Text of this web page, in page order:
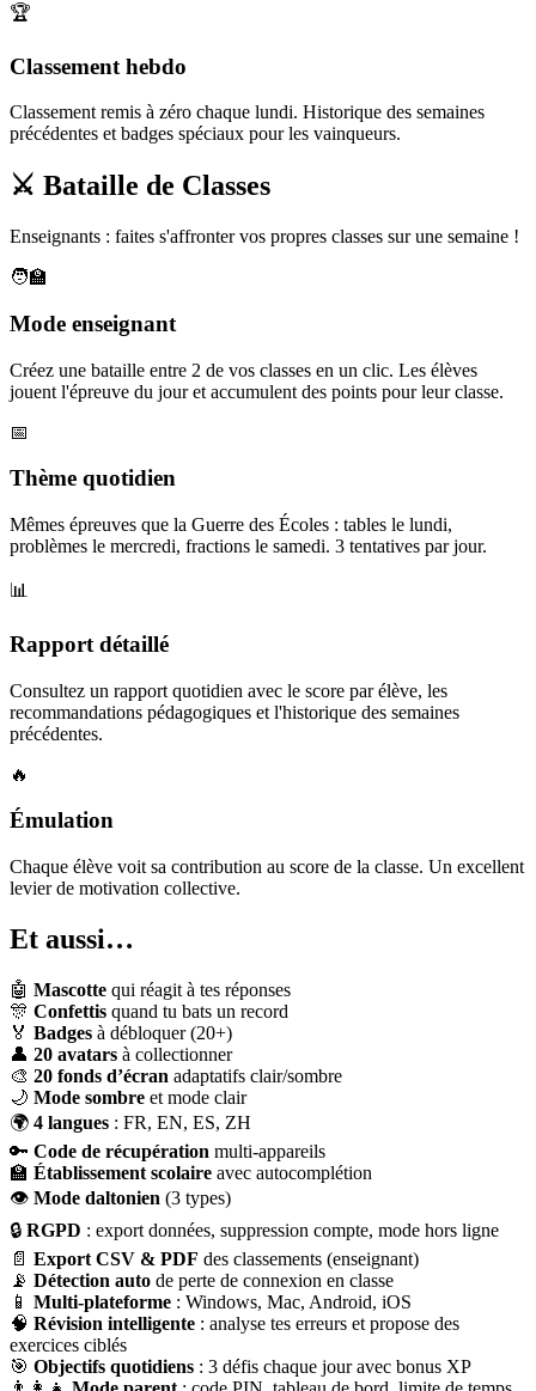
🏆
Classement hebdo
Classement remis à zéro chaque lundi. Historique des semaines
précédentes et badges spéciaux pour les vainqueurs.
⚔️ Bataille de Classes
Enseignants : faites s'affronter vos propres classes sur une semaine !
🧑‍🏫
Mode enseignant
Créez une bataille entre 2 de vos classes en un clic. Les élèves
jouent l'épreuve du jour et accumulent des points pour leur classe.
📅
Thème quotidien
Mêmes épreuves que la Guerre des Écoles : tables le lundi,
problèmes le mercredi, fractions le samedi. 3 tentatives par jour.
📊
Rapport détaillé
Consultez un rapport quotidien avec le score par élève, les
recommandations pédagogiques et l'historique des semaines
précédentes.
🔥
Émulation
Chaque élève voit sa contribution au score de la classe. Un excellent
levier de motivation collective.
Et aussi…
🤖 Mascotte qui réagit à tes réponses
🎊 Confettis quand tu bats un record
🏅 Badges à débloquer (20+)
👤 20 avatars à collectionner
🎨 20 fonds d’écran adaptatifs clair/sombre
🌙 Mode sombre et mode clair
🌍 4 langues : FR, EN, ES, ZH
🔑 Code de récupération multi-appareils
🏫 Établissement scolaire avec autocomplétion
👁 Mode daltonien (3 types)
🔒 RGPD : export données, suppression compte, mode hors ligne
📄 Export CSV & PDF des classements (enseignant)
📡 Détection auto de perte de connexion en classe
📱 Multi-plateforme : Windows, Mac, Android, iOS
🧠 Révision intelligente : analyse tes erreurs et propose des
exercices ciblés
🎯 Objectifs quotidiens : 3 défis chaque jour avec bonus XP